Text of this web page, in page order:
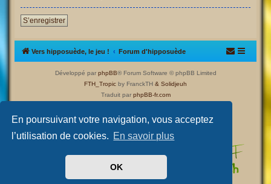
En poursuivant votre navigation, vous acceptez
l’utilisation de cookies. En savoir plus
OK
S’enregistrer
Vers hipposuède, le jeu ! Forum d'hipposuède
Développé par phpBB® Forum Software © phpBB Limited
FTH_Tropic by FranckTH & Solidjeuh
Traduit par phpBB-fr.com